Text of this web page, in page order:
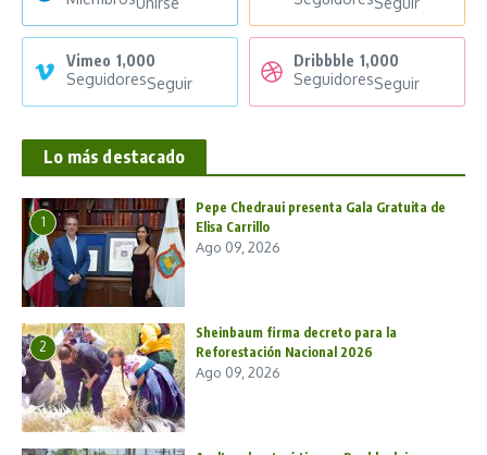
Vimeo 1,000
SeguidoresSeguir
Dribbble 1,000
SeguidoresSeguir
Lo más destacado
1
Pepe Chedraui presenta Gala Gratuita de
Elisa Carrillo
Ago 09, 2026
2
Sheinbaum firma decreto para la
Reforestación Nacional 2026
Ago 09, 2026